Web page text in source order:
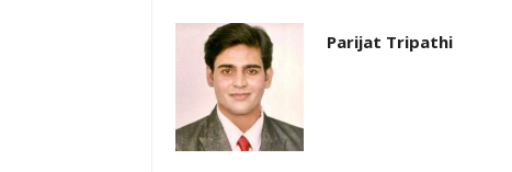
Parijat Tripathi